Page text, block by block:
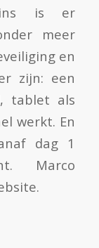
is er
meer
en
zijn: een
tablet als
werkt. En
dag 1
Marco